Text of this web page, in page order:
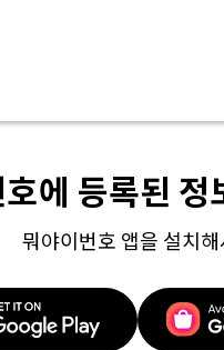
에 등록된
뭐야이번호 앱을 설치